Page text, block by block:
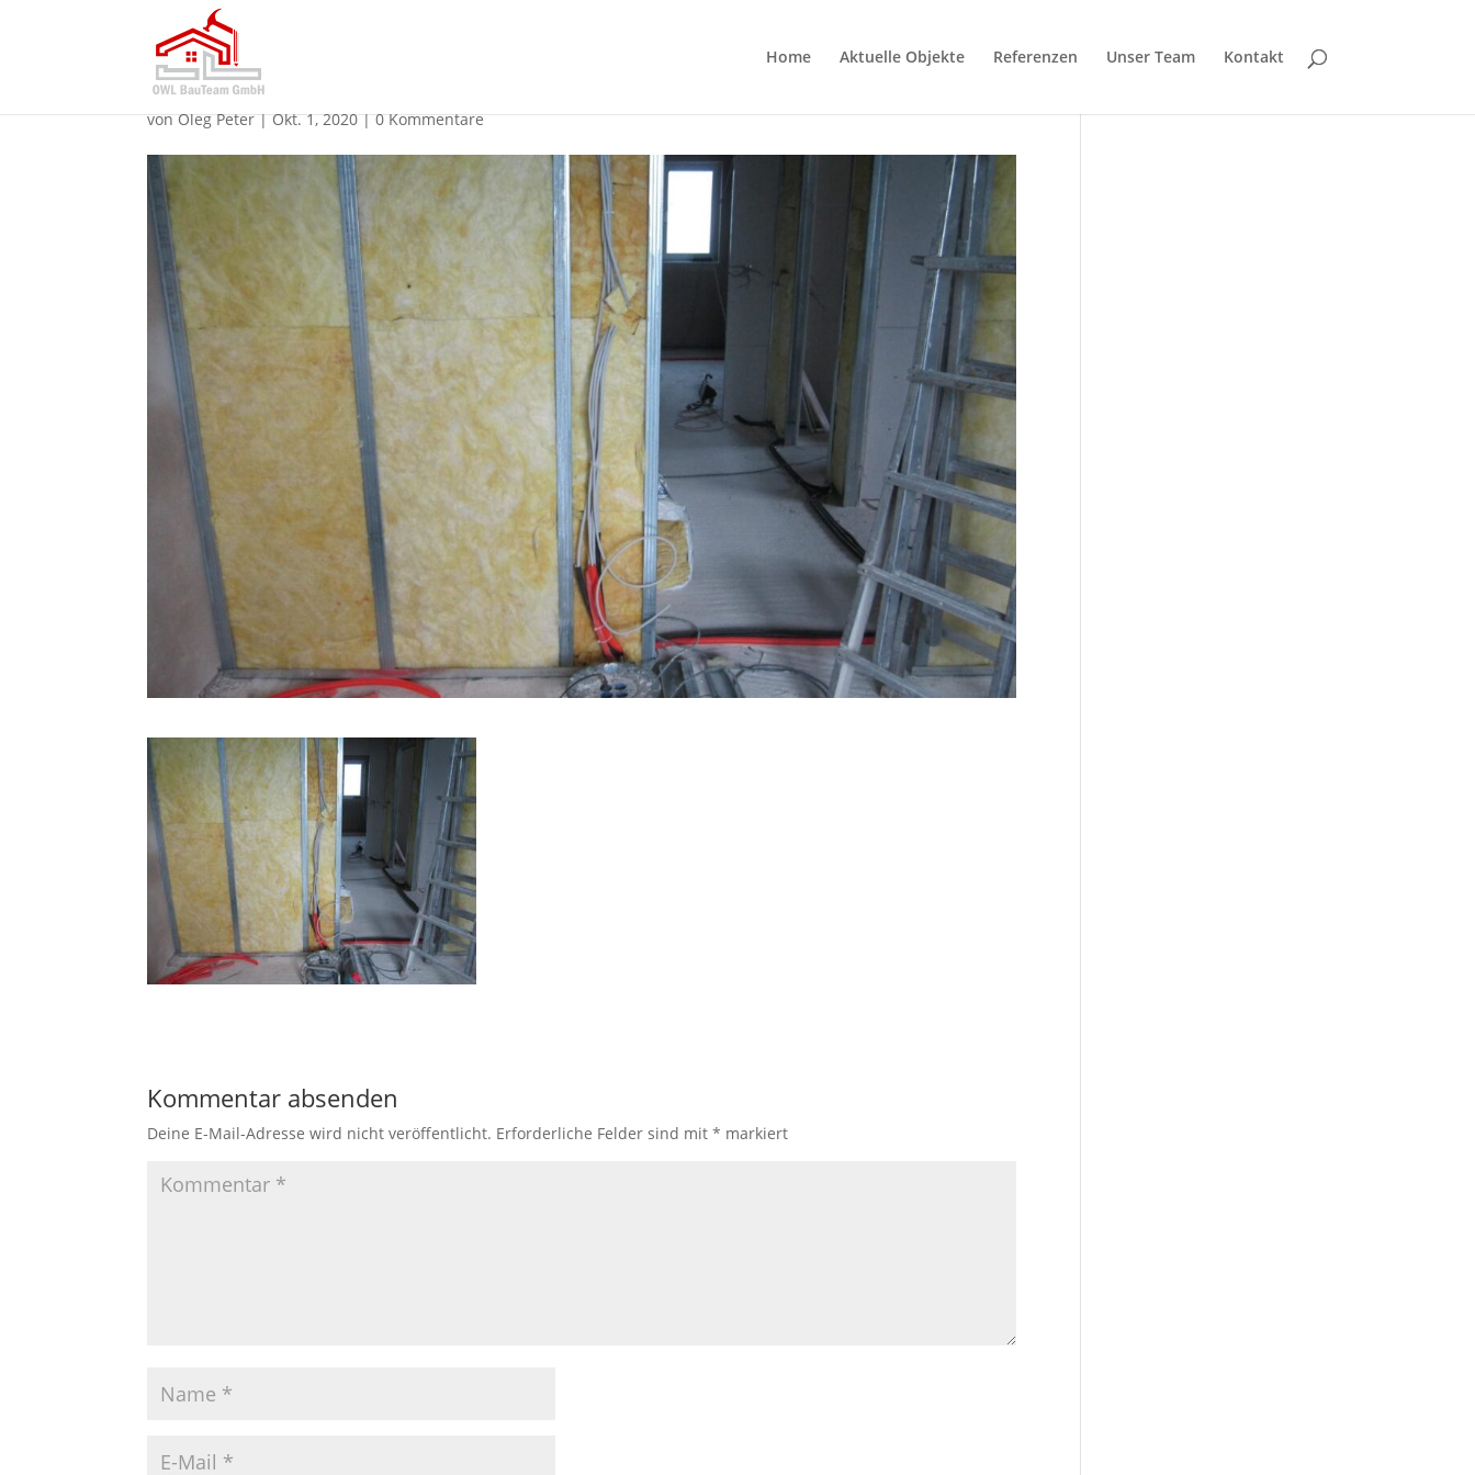
Home Aktuelle Objekte Referenzen Unser Team Kontakt
WhatsApp Image 2020-09-30 at 20.51.47
vonOleg Peter|Okt. 1, 2020|0 Kommentare
Kommentar absenden
Deine E-Mail-Adresse wird nicht veröffentlicht. Erforderliche Felder sind mit* markiert